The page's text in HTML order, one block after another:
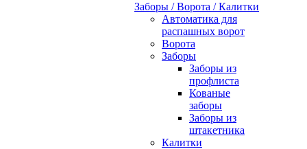
Заборы / Ворота / Калитки
Автоматика для
распашных ворот
Ворота
Заборы
Заборы из
профлиста
Кованые
заборы
Заборы из
штакетника
Калитки